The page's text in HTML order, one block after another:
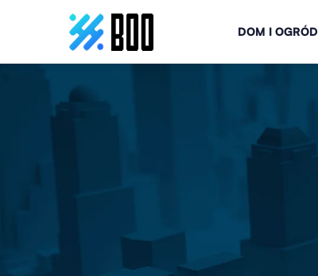
DOM I OGRÓD